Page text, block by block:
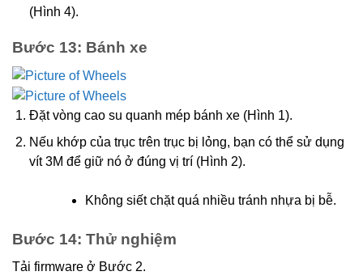
(Hình 4).
Bước 13: Bánh xe
Đặt vòng cao su quanh mép bánh xe (Hình 1).
Nếu khớp của trục trên trục bị lỏng, bạn có thể sử dụng
vít 3M để giữ nó ở đúng vị trí (Hình 2).
Không siết chặt quá nhiều tránh nhựa bị bễ.
Bước 14: Thử nghiệm
Tải firmware ở Bước 2.